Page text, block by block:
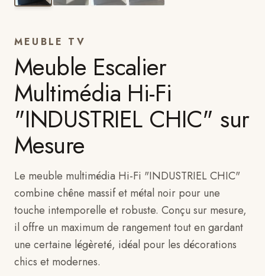
MEUBLE TV
Meuble Escalier
Multimédia Hi-Fi
"INDUSTRIEL CHIC" sur
Mesure
Le meuble multimédia Hi-Fi "INDUSTRIEL CHIC"
combine chêne massif et métal noir pour une
touche intemporelle et robuste. Conçu sur mesure,
il offre un maximum de rangement tout en gardant
une certaine légèreté, idéal pour les décorations
chics et modernes.